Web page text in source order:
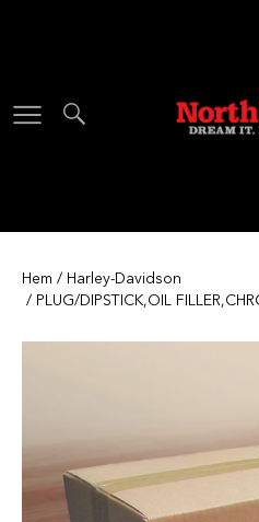
Hem / Harley-Davidson
/ PLUG/DIPSTICK,OIL